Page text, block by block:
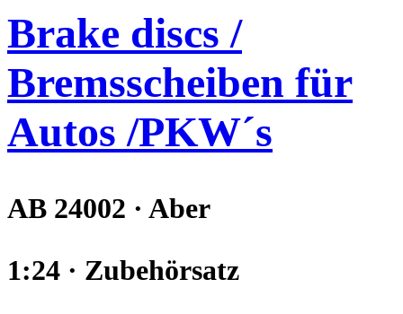
Brake discs /
Bremsscheiben für
Autos /PKW´s
AB 24002 · Aber
1:24 · Zubehörsatz